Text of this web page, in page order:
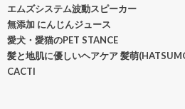
エムズシステム波動スピーカー
無添加 にんじんジュース
愛犬・愛猫のPET STANCE
髪と地肌に優しいヘアケア 髪萌
CACTI